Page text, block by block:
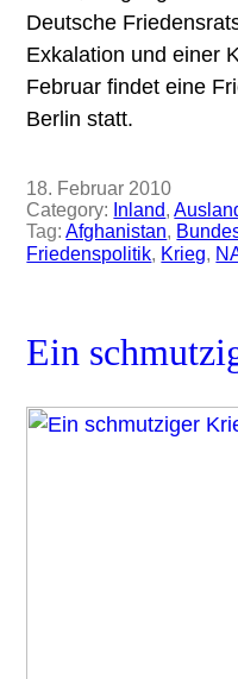
Deutsche
Exkalation und einer
Februar findet eine
Berlin statt.
18. Februar 2010
Category: Inland,
Tag:Afghanistan,
Friedenspolitik, Krieg,
Ein